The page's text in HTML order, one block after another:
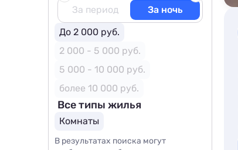
За период
За ночь
До 2 000 руб.
2 000 - 5 000 руб.
5 000 - 10 000 руб.
более 10 000 руб.
Все типы жилья
Комнаты
В результатах поиска могут